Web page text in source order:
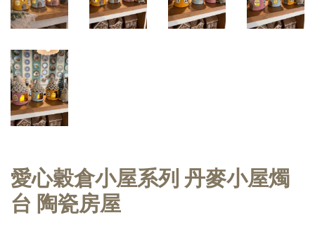
愛心穀倉小屋系列 丹麥小屋燭
台 陶瓷房屋